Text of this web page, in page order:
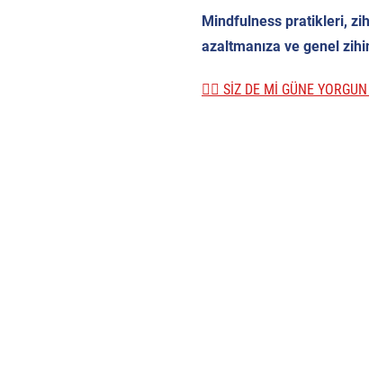
Mindfulness pratikleri,
azaltmanıza ve genel
👉🏼 SİZ DE Mİ GÜNE